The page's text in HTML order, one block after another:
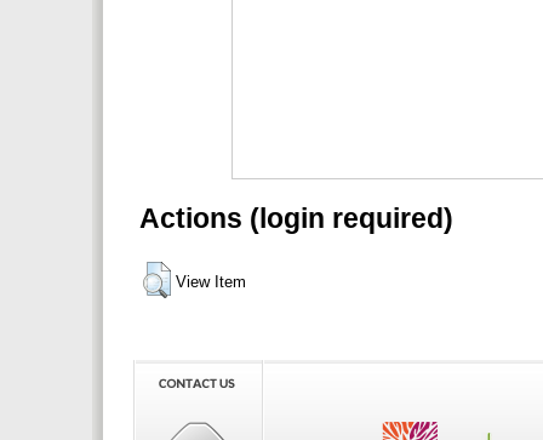
Actions (login required)
View Item